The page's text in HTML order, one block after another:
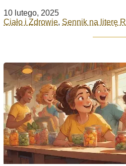
10 lutego, 2025
Ciało i Zdrowie, Sennik na literę R